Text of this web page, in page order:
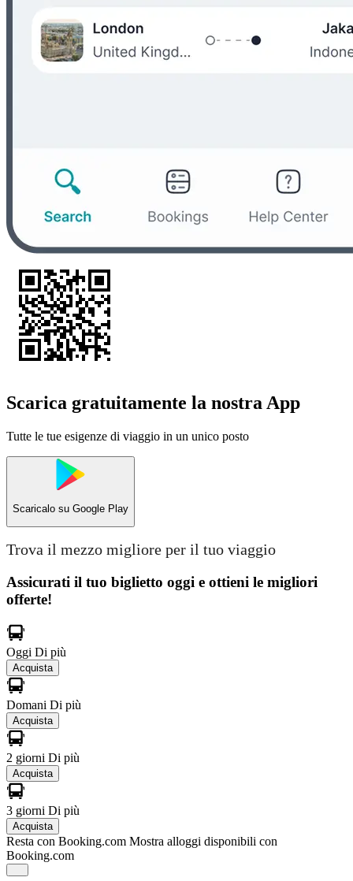
Scarica gratuitamente la nostra App
Tutte le tue esigenze di viaggio in un unico posto
Scaricalo su Google Play
Trova il mezzo migliore per il tuo viaggio
Assicurati il ​​tuo biglietto oggi e ottieni le migliori
offerte!
Oggi Di più
Acquista
Domani Di più
Acquista
2 giorni Di più
Acquista
3 giorni Di più
Acquista
Resta con Booking.com Mostra alloggi disponibili con
Booking.com